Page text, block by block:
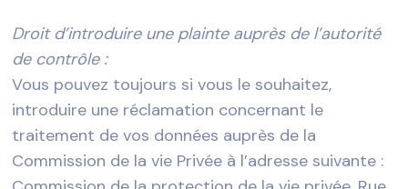
Droit d’introduire une plainte auprès de l’autorité
de contrôle :
Vous pouvez toujours si vous le souhaitez,
introduire une réclamation concernant le
traitement de vos données auprès de la
Commission de la vie Privée à l’adresse suivante :